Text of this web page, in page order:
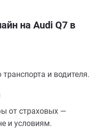
на Audi Q7 в
и водителя.
от страховых —
и условиям.